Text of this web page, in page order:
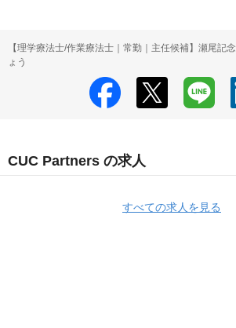
【理学療法士/作業療法士｜常勤｜主任候補】瀬尾記
ょう
CUC Partners の求人
すべての求人を見る